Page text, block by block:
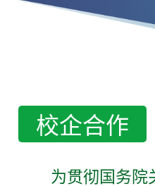
校企合作
为贯彻国务院